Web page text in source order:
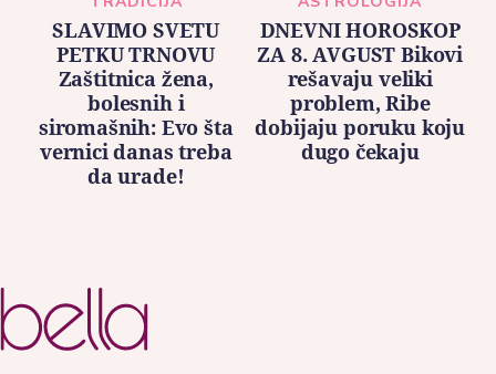
SLAVIMO SVETU
PETKU TRNOVU
Zaštitnica žena,
bolesnih i
siromašnih: Evo šta
vernici danas treba
da urade!
DNEVNI HOROSKOP
ZA 8. AVGUST Bikovi
rešavaju veliki
problem, Ribe
dobijaju poruku koju
dugo čekaju